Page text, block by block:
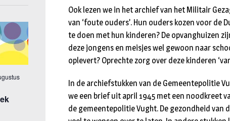
Ook lezen we in het archief van het Militair
van ‘foute ouders’. Hun ouders kozen voor de
te doen met hun kinderen? De opvanghuizen
deze jongens en meisjes wel gewoon naar
oplevert? Oprechte zorg over deze kinderen
In de archiefstukken van de Gemeentepolitie
we een brief uit april 1945 met een noodkreet
de gemeentepolitie Vught. De gezondheid